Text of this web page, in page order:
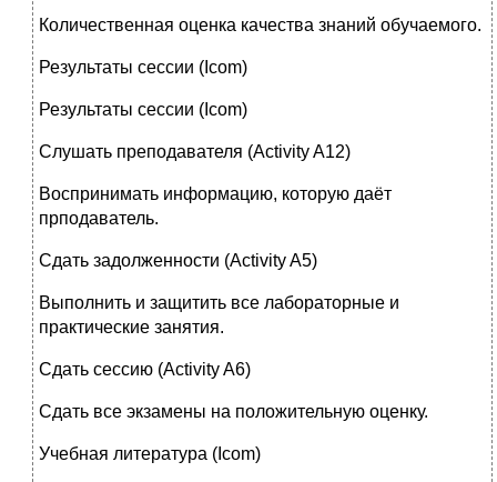
Количественная оценка качества знаний обучаемого.
Результаты сессии (Icom)
Результаты сессии (Icom)
Слушать преподавателя (Activity A12)
Воспринимать информацию, которую даёт
прподаватель.
Сдать задолженности (Activity A5)
Выполнить и защитить все лабораторные и
практические занятия.
Сдать сессию (Activity A6)
Сдать все экзамены на положительную оценку.
Учебная литература (Icom)